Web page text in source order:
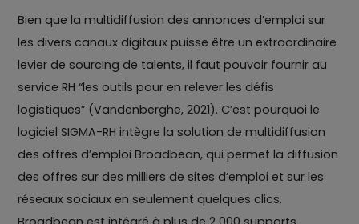
Bien que la multidiffusion des annonces d’emploi sur
les divers canaux digitaux puisse être un extraordinaire
levier de sourcing de talents, il faut pouvoir fournir au
service RH “les outils pour en relever les défis
logistiques” (Vandenberghe, 2021). C’est pourquoi le
logiciel SIGMA-RH intègre la solution de multidiffusion
des offres d’emploi Broadbean, qui permet la diffusion
des offres sur des milliers de sites d’emploi et sur les
réseaux sociaux en seulement quelques clics.